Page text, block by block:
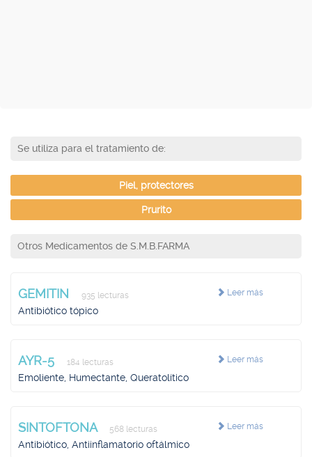
Se utiliza para el tratamiento de:
Piel, protectores
Prurito
Otros Medicamentos de S.M.B.FARMA
Leer más
GEMITIN 935 lecturas
Antibiótico tópico
Leer más
AYR-5 184 lecturas
Emoliente, Humectante, Queratolítico
Leer más
SINTOFTONA 568 lecturas
Antibiótico, Antiinflamatorio oftálmico